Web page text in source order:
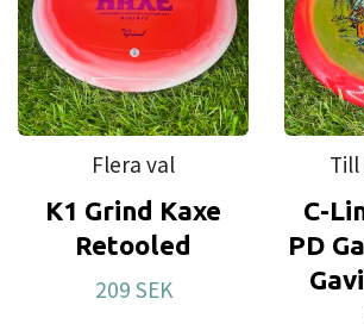
Flera val
K1 Grind Kaxe
Retooled
209 SEK
C-
PD